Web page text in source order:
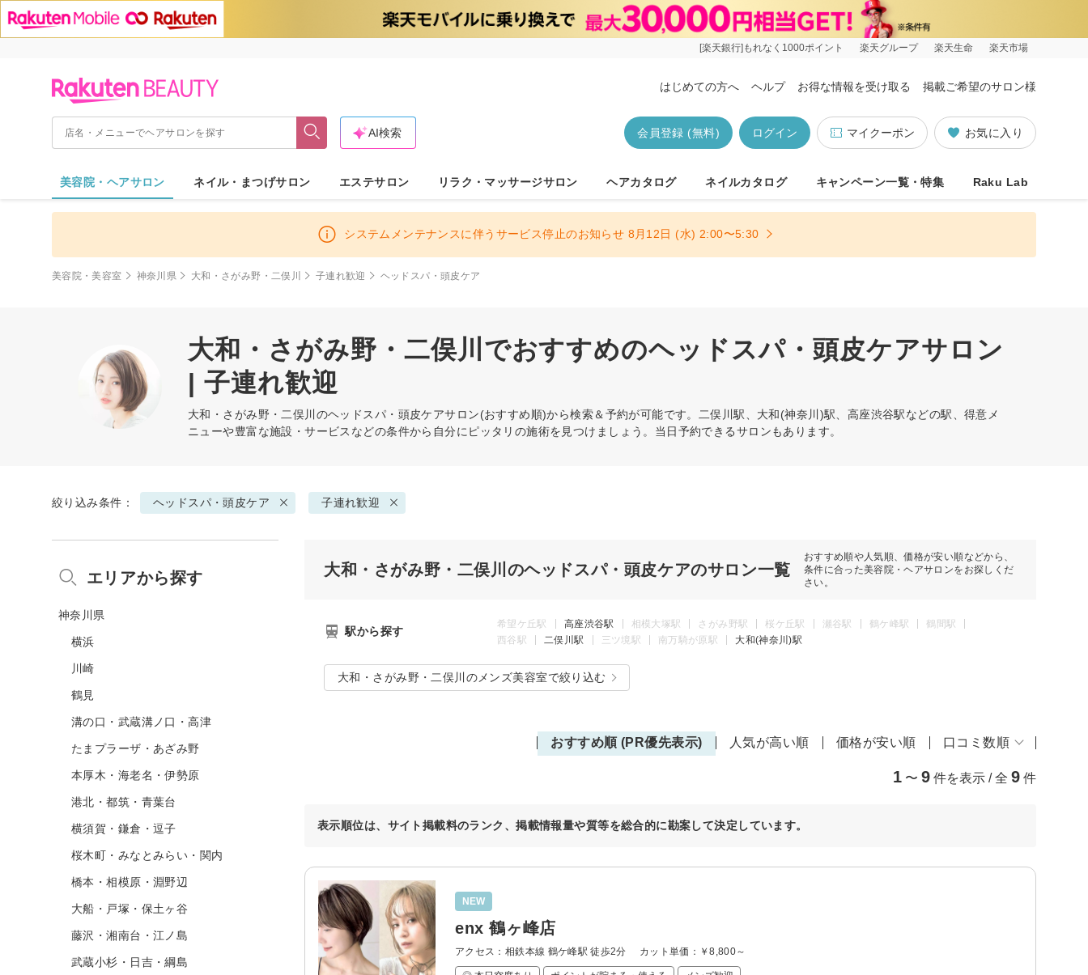
[楽天銀行]もれなく1000ポイント 楽天グループ 楽天生命 楽天市場
はじめての方へ ヘルプ お得な情報を受け取る 掲載ご希望のサロン様
お気に入り
マイクーポン
ログイン
会員登録 (無料)
AI検索
美容院・ヘアサロン ネイル・まつげサロン エステサロン リラク・マッサージサロン ヘアカタログ ネイルカタログ キャンペーン一覧・特集 Raku Lab
システムメンテナンスに伴うサービス停止のお知らせ 8月12日 (水) 2:00〜5:30
美容院・美容室 神奈川県 大和・さがみ野・二俣川 子連れ歓迎 ヘッドスパ・頭皮ケア
大和・さがみ野・二俣川でおすすめのヘッドスパ・頭皮ケアサロン
| 子連れ歓迎
大和・さがみ野・二俣川のヘッドスパ・頭皮ケアサロン(おすすめ順)から検索＆予約が可能です。二俣川駅、大和(神奈川)駅、高座渋谷駅などの駅、得意メ
ニューや豊富な施設・サービスなどの条件から自分にピッタリの施術を見つけましょう。当日予約できるサロンもあります。
絞り込み条件： ヘッドスパ・頭皮ケア 子連れ歓迎
大和・さがみ野・二俣川のヘッドスパ・頭皮ケアのサロン一覧
おすすめ順や人気順、価格が安い順などから、
条件に合った美容院・ヘアサロンをお探しくだ
さい。
駅から探す
希望ケ丘駅 高座渋谷駅 相模大塚駅 さがみ野駅 桜ケ丘駅 瀬谷駅 鶴ケ峰駅
鶴間駅
西谷駅
二俣川駅 三ツ境駅 南万騎が原駅 大和(神奈川)駅
大和・さがみ野・二俣川のメンズ美容室で絞り込む
おすすめ順 (PR優先表示) 人気が高い順 価格が安い順 口コミ数順
1 〜 9 件を表示 / 全 9 件
表示順位は、サイト掲載料のランク、掲載情報量や質等を総合的に勘案して決定しています。
NEW
enx 鶴ヶ峰店
アクセス：相鉄本線 鶴ケ峰駅 徒歩2分 カット単価： ￥8,800～
エリアから探す
神奈川県
横浜
川崎
鶴見
溝の口・武蔵溝ノ口・高津
たまプラーザ・あざみ野
本厚木・海老名・伊勢原
港北・都筑・青葉台
横須賀・鎌倉・逗子
桜木町・みなとみらい・関内
橋本・相模原・淵野辺
大船・戸塚・保土ヶ谷
藤沢・湘南台・江ノ島
武蔵小杉・日吉・綱島